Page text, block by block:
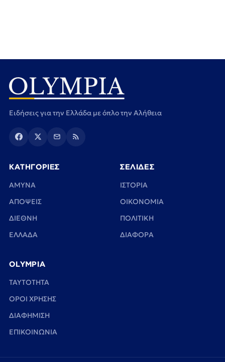
Ειδήσεις για την Ελλάδα με όπλο την Αλήθεια
ΚΑΤΗΓΟΡΙΕΣ
ΑΜΥΝΑ
ΑΠΟΨΕΙΣ
ΔΙΕΘΝΗ
ΕΛΛΑΔΑ
ΣΕΛΙΔΕΣ
ΙΣΤΟΡΙΑ
ΟΙΚΟΝΟΜΙΑ
ΠΟΛΙΤΙΚΗ
ΔΙΑΦΟΡΑ
OLYMPIA
TAYTOTHTA
ΟΡΟΙ ΧΡΗΣΗΣ
ΔΙΑΦΗΜΙΣΗ
ΕΠΙΚΟΙΝΩΝΙΑ